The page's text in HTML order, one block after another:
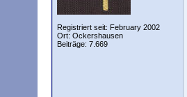
Registriert seit: February 2002
Ort: Ockershausen
Beiträge: 7.669